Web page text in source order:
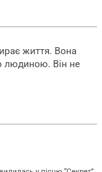
життя. Вона
людиною. Він не